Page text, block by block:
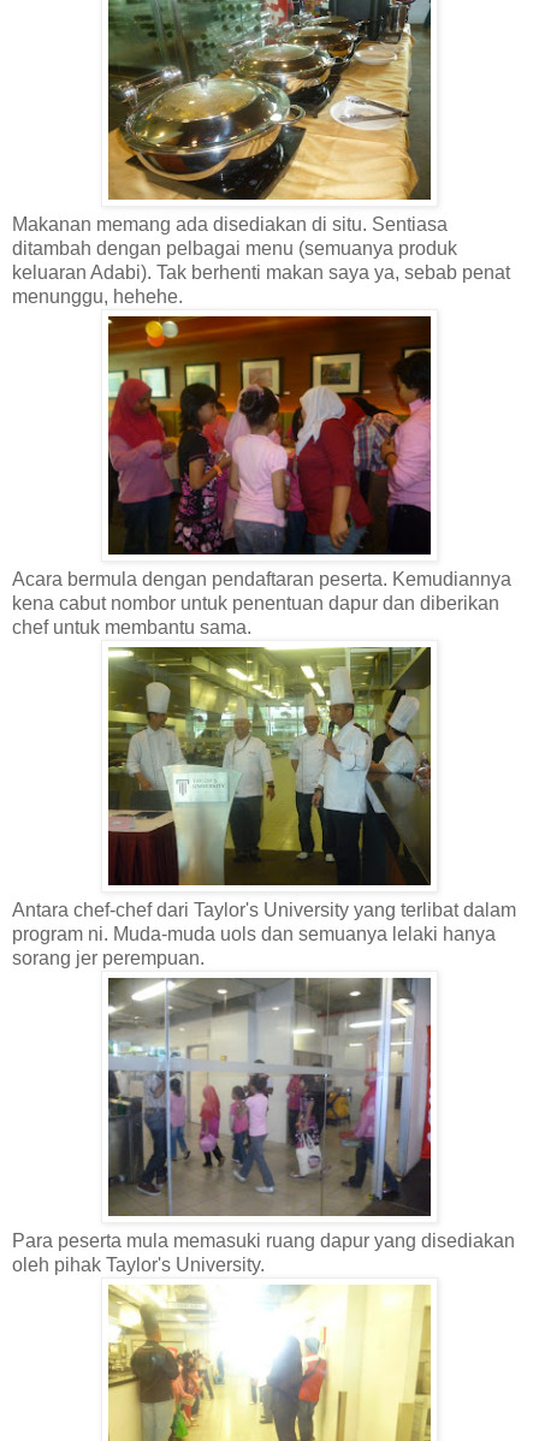
Makanan memang ada disediakan di situ. Sentiasa
ditambah dengan pelbagai menu (semuanya produk
keluaran Adabi). Tak berhenti makan saya ya, sebab penat
menunggu, hehehe.
Acara bermula dengan pendaftaran peserta. Kemudiannya
kena cabut nombor untuk penentuan dapur dan diberikan
chef untuk membantu sama.
Antara chef-chef dari Taylor's University yang terlibat dalam
program ni. Muda-muda uols dan semuanya lelaki hanya
sorang jer perempuan.
Para peserta mula memasuki ruang dapur yang disediakan
oleh pihak Taylor's University.